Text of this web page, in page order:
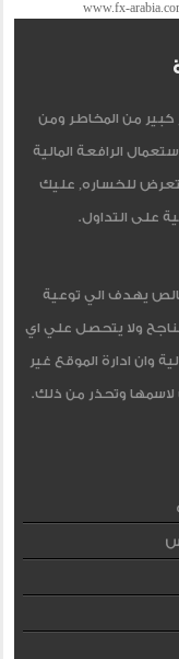
كبير من المخاطر ومن
الرافعة المالية
للخساره, عليك
على التداول.
يهدف الي توعية
ولا يتحصل علي اي
وان ادارة الموقع غير
وتحذر من ذلك.